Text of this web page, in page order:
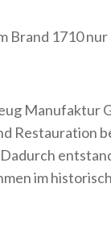
Brand 1710
Manufaktur
Restauration
im